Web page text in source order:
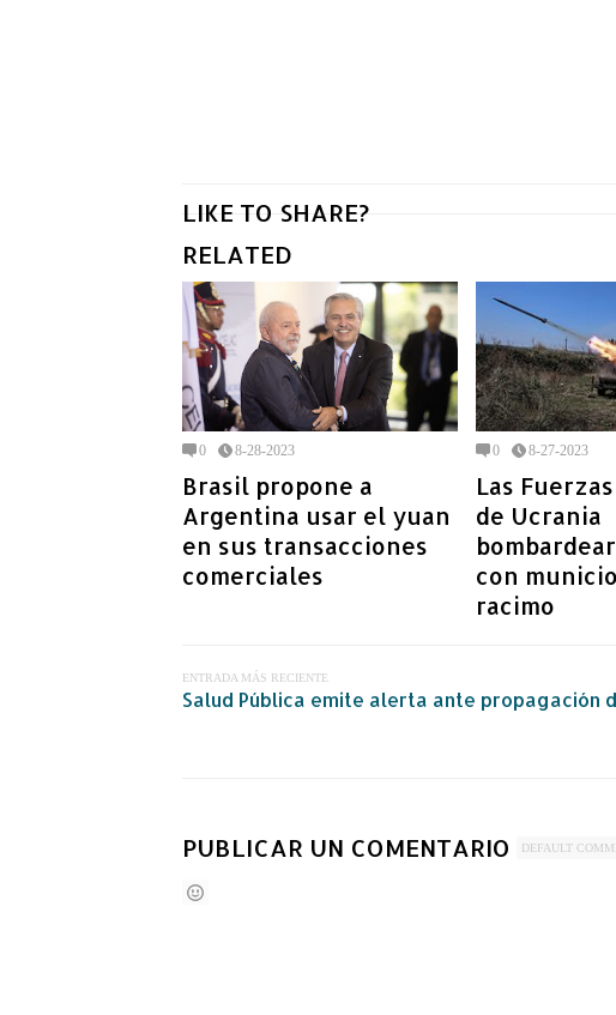
LIKE TO SHARE?
RELATED
0 8-28-2023
Brasil propone a
Argentina usar el yuan
en sus transacciones
comerciales
0 8-27-2023
Las
de Ucrania
con
racimo
ENTRADA MÁS RECIENTE
Salud Pública emite alerta ante propagación
PUBLICAR UN COMENTARIO DEFAULT